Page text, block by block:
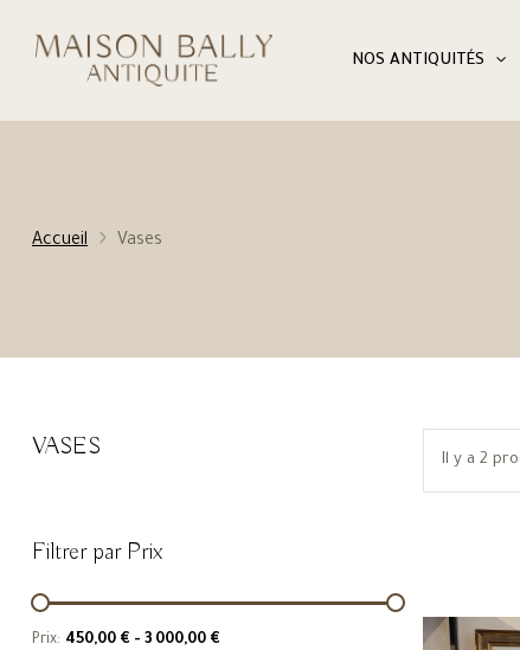
NOS ANTIQUITÉS
Accueil Vases
VASES
Filtrer par Prix
Prix: 450,00 € - 3 000,00 €
Il y a 2